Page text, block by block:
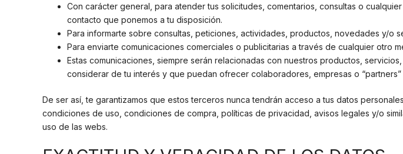
Con carácter general, para atender tus solicitudes, comentarios, consultas o
contacto que ponemos a tu disposición.
Para informarte sobre consultas, peticiones, actividades, productos, novedades y/o
Para enviarte comunicaciones comerciales o publicitarias a través de cualquier otro
Estas comunicaciones, siempre serán relacionadas con nuestros productos,
considerar de tu interés y que puedan ofrecer colaboradores, empresas o
De ser así, te garantizamos que estos terceros nunca tendrán acceso a tus datos
condiciones de uso, condiciones de compra, políticas de privacidad, avisos legales y/o
uso de las webs.